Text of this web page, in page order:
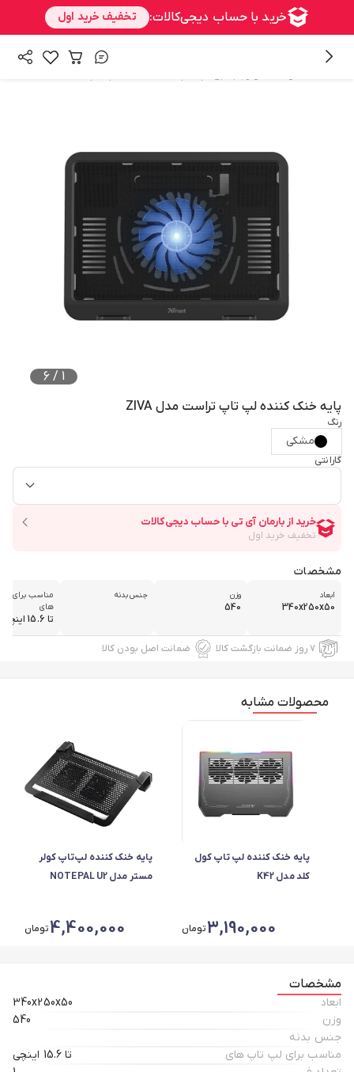
1
/
6
پایه خنک کننده لپ تاپ تراست مدل ZIVA
رنگ
مشکی
گارانتی
مشخصات
ابعاد
340x250x50
وزن
540
جنس بدنه
مناسب برای لپ
های
تا 15.6 اینچی
۷ روز ضمانت بازگشت کالا ضمانت اصل بودن کالا
محصولات مشابه
پایه خنک کننده لپ تاپ کول
کلد مدل K42
3,190,000تومان
پایه خنک کننده لپ‌تاپ کولر
مستر مدل NOTEPAL U2
4,400,000تومان
مشخصات
ابعاد
340x250x50
وزن
540
جنس بدنه
مناسب برای لپ تاپ های
تا 15.6 اینچی